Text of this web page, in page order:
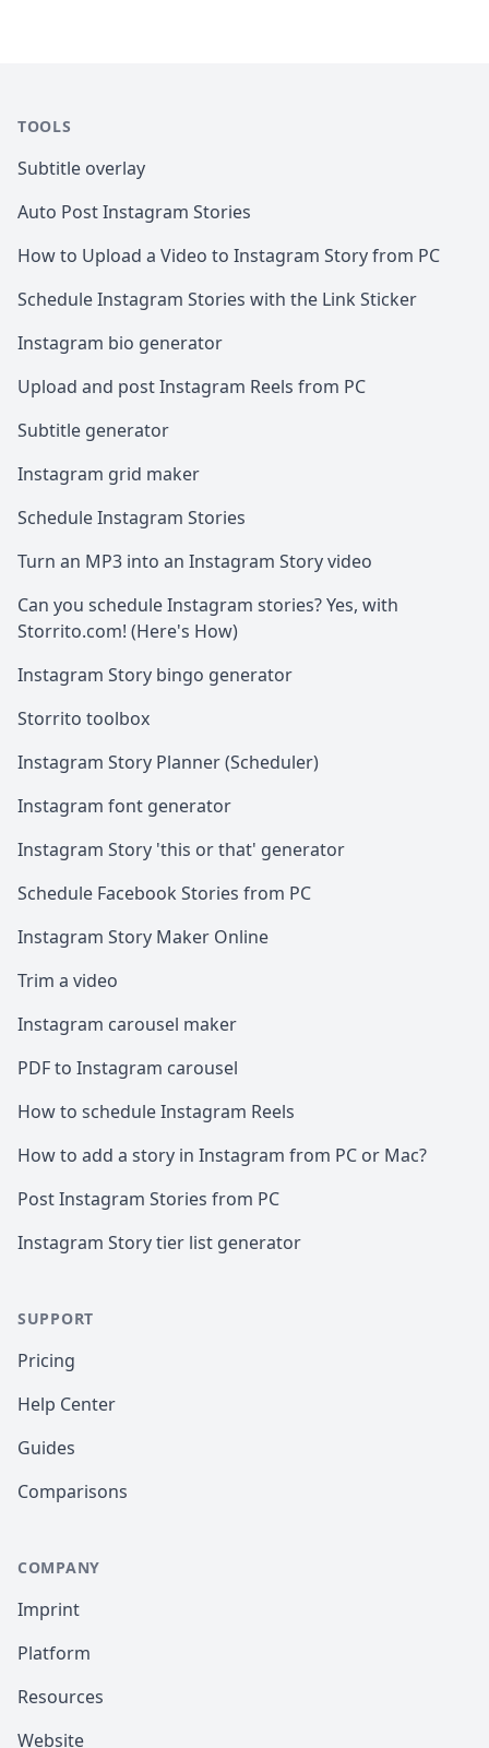
TOOLS
Subtitle overlay
Auto Post Instagram Stories
How to Upload a Video to Instagram Story from PC
Schedule Instagram Stories with the Link Sticker
Instagram bio generator
Upload and post Instagram Reels from PC
Subtitle generator
Instagram grid maker
Schedule Instagram Stories
Turn an MP3 into an Instagram Story video
Can you schedule Instagram stories? Yes, with
Storrito.com! (Here's How)
Instagram Story bingo generator
Storrito toolbox
Instagram Story Planner (Scheduler)
Instagram font generator
Instagram Story 'this or that' generator
Schedule Facebook Stories from PC
Instagram Story Maker Online
Trim a video
Instagram carousel maker
PDF to Instagram carousel
How to schedule Instagram Reels
How to add a story in Instagram from PC or Mac?
Post Instagram Stories from PC
Instagram Story tier list generator
SUPPORT
Pricing
Help Center
Guides
Comparisons
COMPANY
Imprint
Platform
Resources
Website